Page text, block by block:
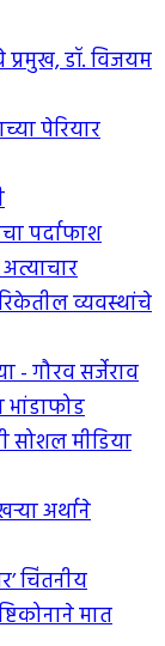
डॉ. विजयम
पेरियार
पर्दाफाश
व्यवस्थांचे
- गौरव सर्जेराव
भांडाफोड
सोशल मीडिया
अर्थाने
चिंतनीय
मात